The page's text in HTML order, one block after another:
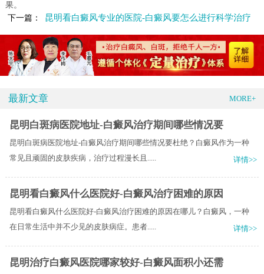
果。
下一篇：
昆明看白癜风专业的医院-白癜风要怎么进行科学治疗
最新文章 MORE+
昆明白斑病医院地址-白癜风治疗期间哪些情况要
昆明白斑病医院地址-白癜风治疗期间哪些情况要杜绝？白癜风作为一种
常见且顽固的皮肤疾病，治疗过程漫长且.....
详情>>
昆明看白癜风什么医院好-白癜风治疗困难的原因
昆明看白癜风什么医院好-白癜风治疗困难的原因在哪儿？白癜风，一种
在日常生活中并不少见的皮肤病症。患者.....
详情>>
昆明治疗白癜风医院哪家较好-白癜风面积小还需